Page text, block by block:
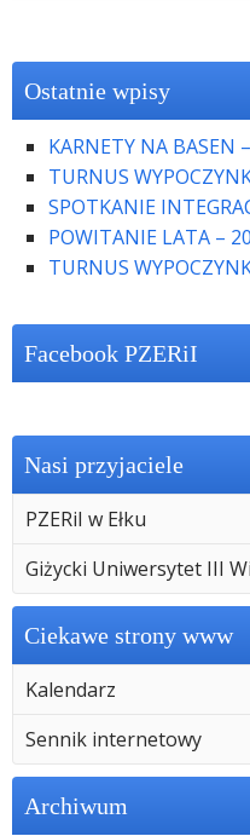
Ostatnie wpisy
KARNETY NA BASEN
TURNUS
SPOTKANIE
POWITANIE LATA –
TURNUS
Facebook PZERiI
Nasi przyjaciele
PZERiI w Ełku
Giżycki Uniwersytet III
Ciekawe strony www
Kalendarz
Sennik internetowy
Archiwum